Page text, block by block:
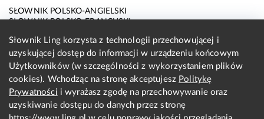
SŁOWNIK POLSKO-ANGIELSKI
SŁOWNIK POLSKO-FRANCUSKI
SŁOWNIK POLSKO-HISZPAŃSKI
SŁOWNIK POLSKO-NIEMIECKI
SŁOWNIK POLSKO-ROSYJSKI
SŁOWNIK ANGIELSKO-POLSKI
SŁOWNIK FRANCUSKO-POLSKI
SŁOWNIK WŁOSKO-POLSKI
SŁOWNIK HISZPAŃSKO-POLSKI
SŁOWNIK NIEMIECKO-POLSKI
Słownik Ling korzysta z technologii przechowującej i
uzyskującej dostęp do informacji w urządzeniu końcowym
Użytkowników (w szczególności z wykorzystaniem plików
cookies). Wchodząc na stronę akceptujesz Politykę
Prywatności i wyrażasz zgodę na przechowywanie oraz
uzyskiwanie dostępu do danych przez stronę